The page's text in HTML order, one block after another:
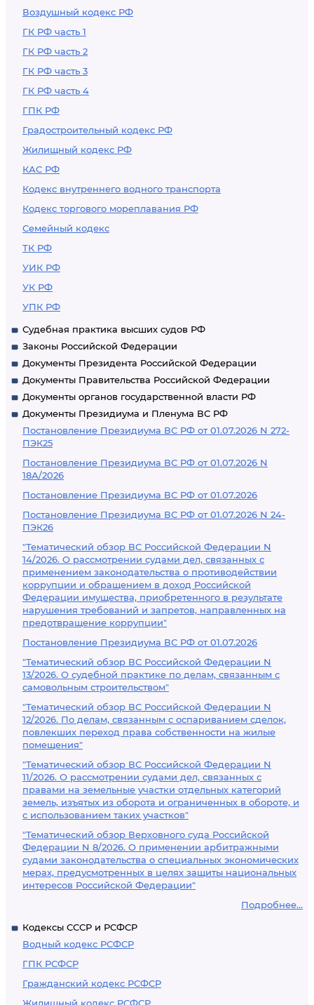
Воздушный кодекс РФ
ГК РФ часть 1
ГК РФ часть 2
ГК РФ часть 3
ГК РФ часть 4
ГПК РФ
Градостроительный кодекс РФ
Жилищный кодекс РФ
КАС РФ
Кодекс внутреннего водного транспорта
Кодекс торгового мореплавания РФ
Семейный кодекс
ТК РФ
УИК РФ
УК РФ
УПК РФ
Судебная практика высших судов РФ
Законы Российской Федерации
Документы Президента Российской Федерации
Документы Правительства Российской Федерации
Документы органов государственной власти РФ
Документы Президиума и Пленума ВС РФ
Постановление Президиума ВС РФ от 01.07.2026 N 272-
ПЭК25
Постановление Президиума ВС РФ от 01.07.2026 N
18А/2026
Постановление Президиума ВС РФ от 01.07.2026
Постановление Президиума ВС РФ от 01.07.2026 N 24-
ПЭК26
"Тематический обзор ВС Российской Федерации N
14/2026. О рассмотрении судами дел, связанных с
применением законодательства о противодействии
коррупции и обращением в доход Российской
Федерации имущества, приобретенного в результате
нарушения требований и запретов, направленных на
предотвращение коррупции"
Постановление Президиума ВС РФ от 01.07.2026
"Тематический обзор ВС Российской Федерации N
13/2026. О судебной практике по делам, связанным с
самовольным строительством"
"Тематический обзор ВС Российской Федерации N
12/2026. По делам, связанным с оспариванием сделок,
повлекших переход права собственности на жилые
помещения"
"Тематический обзор ВС Российской Федерации N
11/2026. О рассмотрении судами дел, связанных с
правами на земельные участки отдельных категорий
земель, изъятых из оборота и ограниченных в обороте, и
с использованием таких участков"
"Тематический обзор Верховного суда Российской
Федерации N 8/2026. О применении арбитражными
судами законодательства о специальных экономических
мерах, предусмотренных в целях защиты национальных
интересов Российской Федерации"
Подробнее...
Кодексы СССР и РСФСР
Водный кодекс РСФСР
ГПК РСФСР
Гражданский кодекс РСФСР